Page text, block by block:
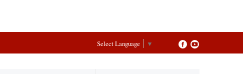
Select Language ▼